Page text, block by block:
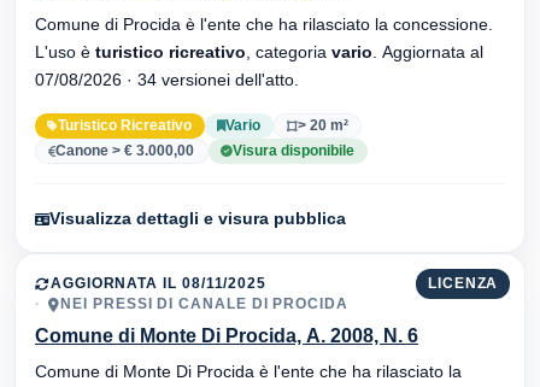
Comune di Procida è l'ente che ha rilasciato la concessione.
L'uso è turistico ricreativo , categoria vario
07/08/2026 · 34 versionei dell'atto.
Turistico Ricreativo Vario
> 20 m²
Canone > € 3.000,00
Visura disponibile
Visualizza dettagli e visura pubblica
LICENZA
AGGIORNATA IL 08/11/2025
NEI PRESSI DI CANALE DI PROCIDA
Comune di Monte Di Procida, A. 2008, N. 6
Comune di Monte Di Procida è l'ente che ha rilasciato la